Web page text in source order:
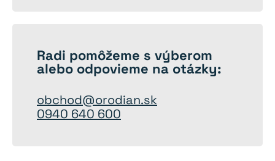
Radi pomôžeme s výberom
alebo odpovieme na otázky:
obchod@orodian.sk
0940 640 600